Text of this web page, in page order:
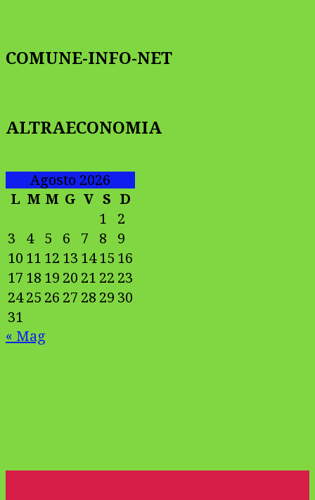
COMUNE-INFO-NET
ALTRAECONOMIA
Agosto 2026
L M M G V S D
1
2
3
4 5 6 7 8
9
10 11 12 13 14 15 16
17 18 19 20 21 22 23
24 25 26 27 28 29 30
31
« Mag